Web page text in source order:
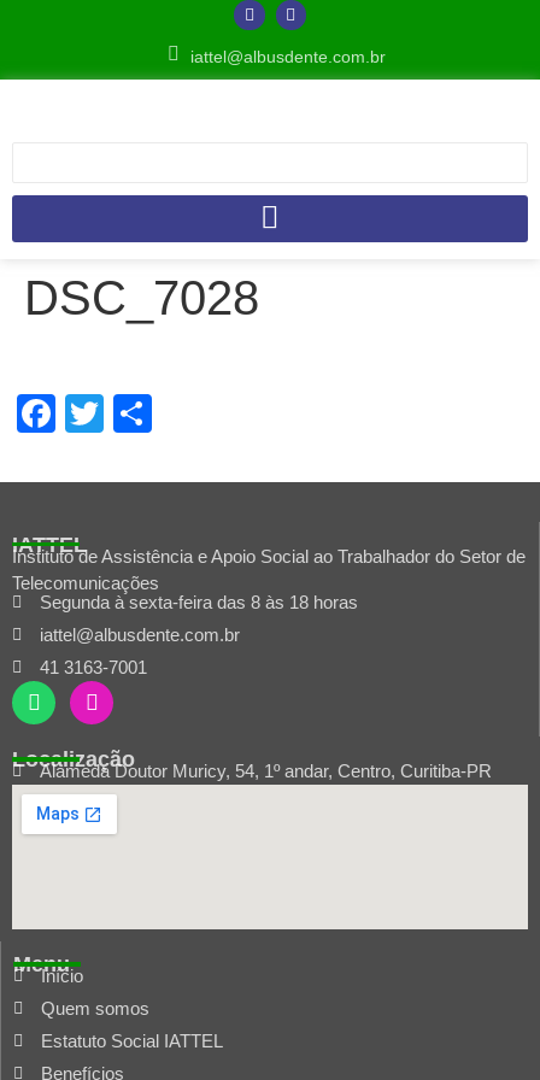
iattel@albusdente.com.br
DSC_7028
Facebook
Twitter
IATTEL
Instituto de Assistência e Apoio Social ao Trabalhador do Setor de
Telecomunicações
Segunda à sexta-feira das 8 às 18 horas
iattel@albusdente.com.br
41 3163-7001
Localização
Alameda Doutor Muricy, 54, 1º andar, Centro, Curitiba-PR
Menu
Início
Quem somos
Estatuto Social IATTEL
Benefícios